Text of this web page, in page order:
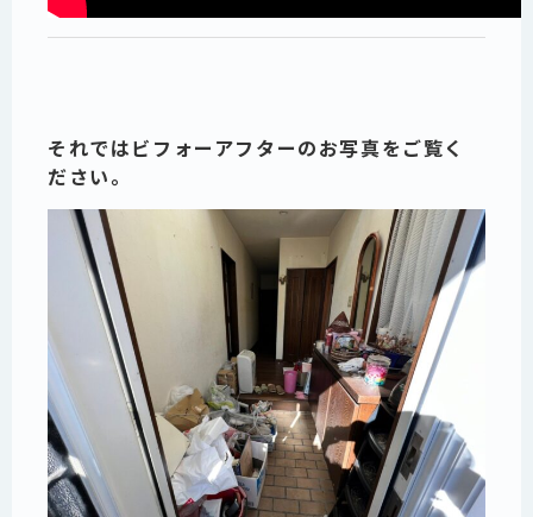
それではビフォーアフターのお写真をご覧く
ださい。